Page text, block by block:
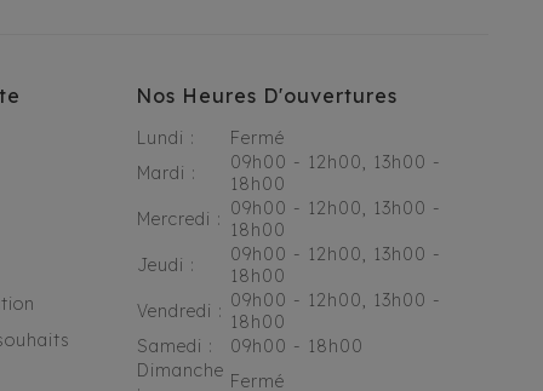
Nos Heures D'ouvertures
Lundi :
Fermé
Mardi :
09h00 - 12h00, 13h00 -
18h00
Mercredi : 09h00 - 12h00, 13h00 -
18h00
Jeudi :
09h00 - 12h00, 13h00 -
18h00
Vendredi : 09h00 - 12h00, 13h00 -
18h00
Samedi :
09h00 - 18h00
Dimanche Fermé